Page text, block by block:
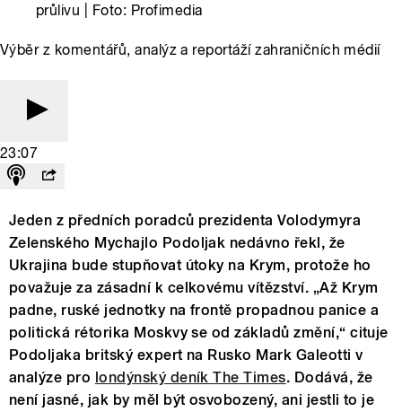
průlivu | Foto: Profimedia
Výběr z komentářů, analýz a reportáží zahraničních médií
23:07
Jeden z předních poradců prezidenta Volodymyra
Zelenského Mychajlo Podoljak nedávno řekl, že
Ukrajina bude stupňovat útoky na Krym, protože ho
považuje za zásadní k celkovému vítězství. „Až Krym
padne, ruské jednotky na frontě propadnou panice a
politická rétorika Moskvy se od základů změní,“ cituje
Podoljaka britský expert na Rusko Mark Galeotti v
analýze pro londýnský deník The Times. Dodává, že
není jasné, jak by měl být osvobozený, ani jestli to je